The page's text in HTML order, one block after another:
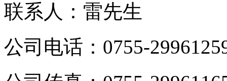
联系人：雷先生
公司电话：0755-